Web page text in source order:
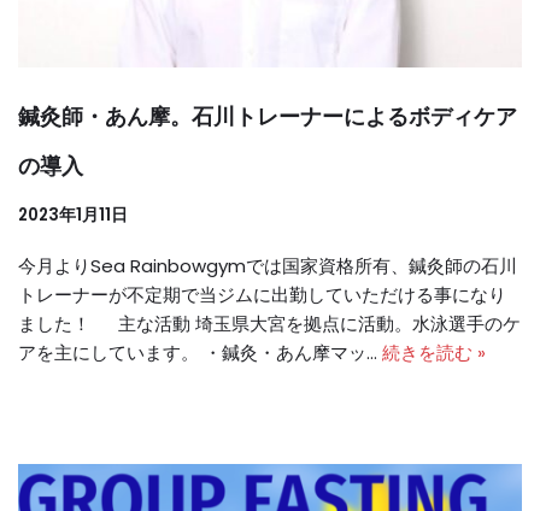
鍼灸師・あん摩。石川トレーナーによるボディケア
の導入
2023年1月11日
今月よりSea Rainbowgymでは国家資格所有、鍼灸師の石川
トレーナーが不定期で当ジムに出勤していただける事になり
ました！ 主な活動 埼玉県大宮を拠点に活動。水泳選手のケ
アを主にしています。 ・鍼灸・あん摩マッ… 続きを読む »